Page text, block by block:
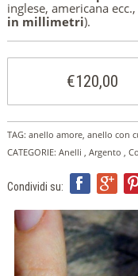
ARGENTO
ORO
CHI SIAMO
CONTATTI
COOKIE POLICY
ITA
FRA
inglese, americana
in millimetri).
€120,00
TAG: anello amore, anello con
CATEGORIE: Anelli , Argento ,
Condividi su: